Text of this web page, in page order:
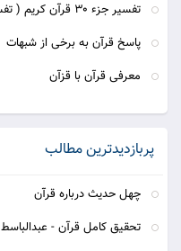
تفسیر جزء 30 قرآن کریم ( تفسیر نمونه )
پاسخ قرآن به برخی از شبهات
معرفی قرآن با قزآن
پربازدیدترین مطالب
چهل حدیث درباره قرآن
تحقیق کامل قرآن - عبدالباسط